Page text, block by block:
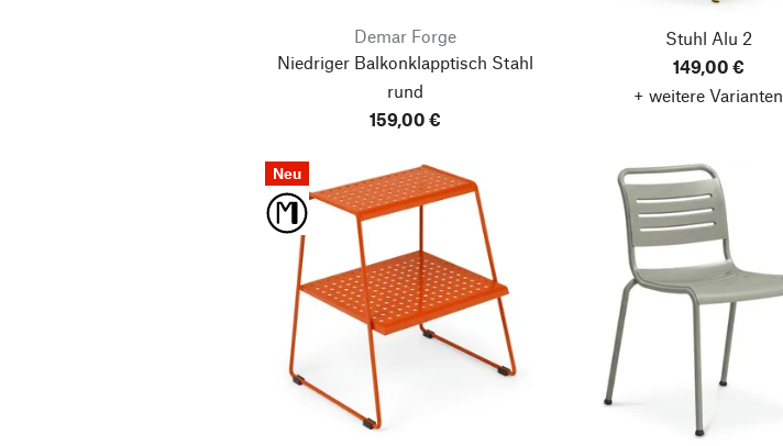
Demar Forge
Niedriger Balkonklapptisch Stahl
rund
159,00 €
Stuhl Alu 2
149,00 €
+ weitere Varianten
Neu